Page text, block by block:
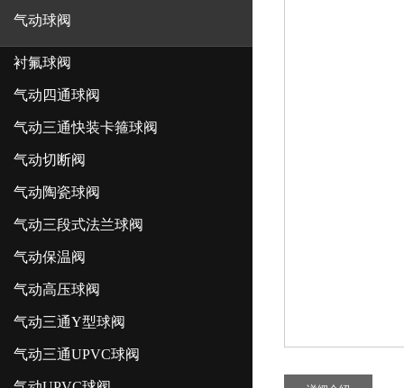
气动球阀
衬氟球阀
气动四通球阀
气动三通快装卡箍球阀
气动切断阀
气动陶瓷球阀
气动三段式法兰球阀
气动保温阀
气动高压球阀
气动三通Y型球阀
气动三通UPVC球阀